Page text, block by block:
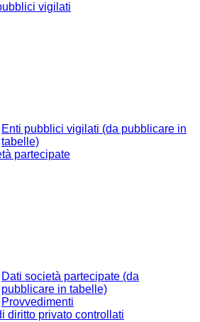
vigilati
Enti pubblici vigilati (da pubblicare in
tabelle)
partecipate
Dati società partecipate (da
pubblicare in tabelle)
Provvedimenti
diritto privato controllati